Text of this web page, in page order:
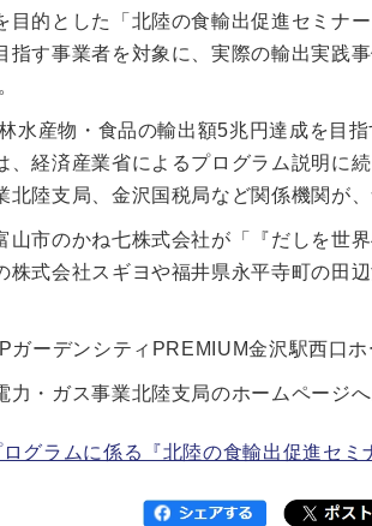
目的とした「北陸の食輸出促進セミナ
指す事業者を対象に、実際の輸出実践
水産物・食品の輸出額5兆円達成を目
、経済産業省によるプログラム説明に
北陸支局、金沢国税局など関係機関が
山市のかね七株式会社が「『だしを世
株式会社スギヨや福井県永平寺町の田
ガーデンシティPREMIUM金沢駅西口
・ガス事業北陸支局のホームページへ
グラムに係る『北陸の食輸出促進セミ